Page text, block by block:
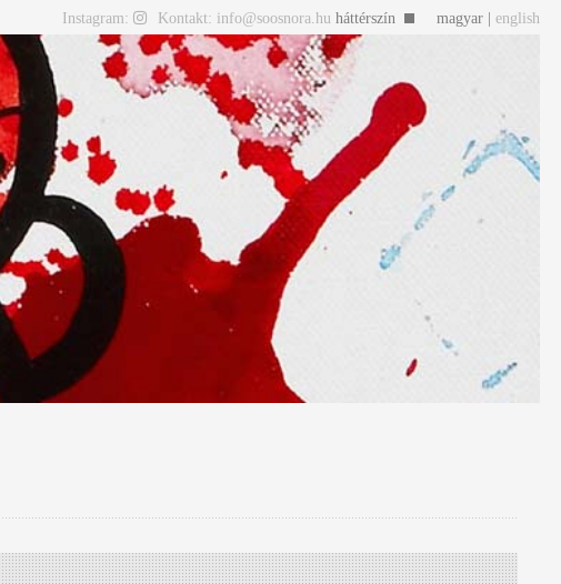
Instagram: Kontakt: info@soosnora.hu háttérszín magyar | english